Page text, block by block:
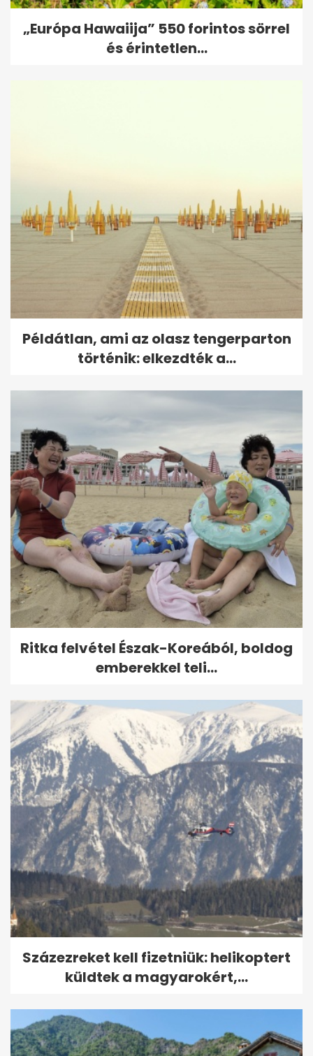
„Európa Hawaiija” 550 forintos sörrel
és érintetlen...
Példátlan, ami az olasz tengerparton
történik: elkezdték a...
Ritka felvétel Észak-Koreából, boldog
emberekkel teli...
Százezreket kell fizetniük: helikoptert
küldtek a magyarokért,...